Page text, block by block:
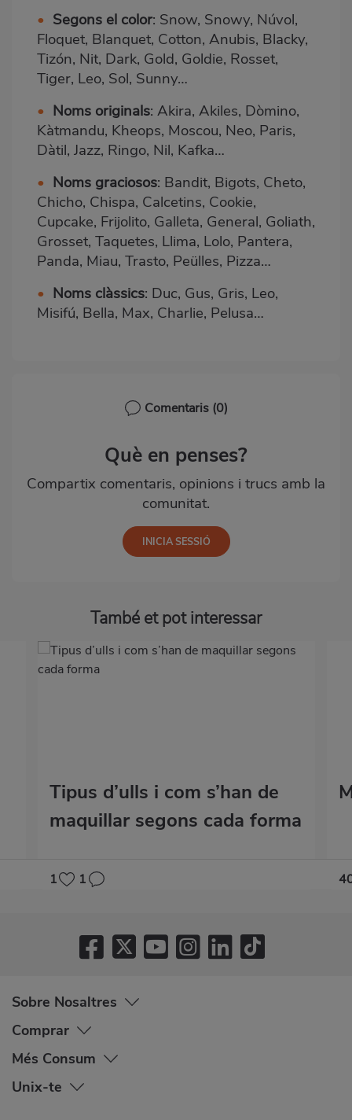
• Segons el color: Snow, Snowy, Núvol,
Floquet, Blanquet, Cotton, Anubis, Blacky,
Tizón, Nit, Dark, Gold, Goldie, Rosset,
Tiger, Leo, Sol, Sunny…
• Noms originals: Akira, Akiles, Dòmino,
Kàtmandu, Kheops, Moscou, Neo, Paris,
Dàtil, Jazz, Ringo, Nil, Kafka…
• Noms graciosos: Bandit, Bigots, Cheto,
Chicho, Chispa, Calcetins, Cookie,
Cupcake, Frijolito, Galleta, General, Goliath,
Grosset, Taquetes, Llima, Lolo, Pantera,
Panda, Miau, Trasto, Peülles, Pizza…
• Noms clàssics: Duc, Gus, Gris, Leo,
Misifú, Bella, Max, Charlie, Pelusa…
Comentaris (0)
Què en penses?
Compartix comentaris, opinions i trucs amb la
comunitat.
També et pot interessar
Tipus d’ulls i com s’han de
maquillar segons cada forma
1 1
Sobre Nosaltres
Comprar
Més Consum
Unix-te